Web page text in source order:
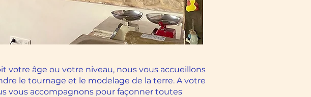
votre âge ou votre niveau, nous vous accueillons
le tournage et le modelage de la terre. A votre
vous accompagnons pour façonner toutes